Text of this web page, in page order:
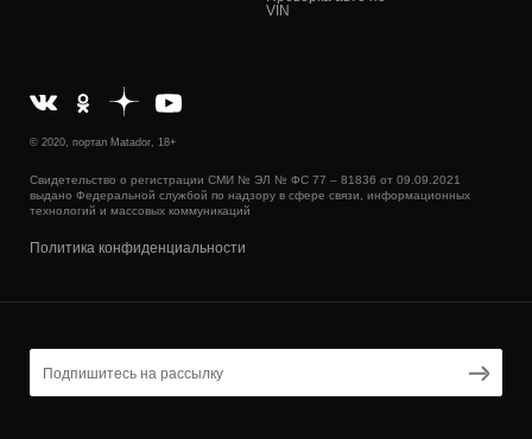
VIN
© 2020, портал Matador, 18+
Свидетельство о регистрации СМИ № ЭЛ № ФС 77 – 81836 от 09.09.2021
выдано Федеральной службой по надзору в сфере связи, информационных
технологий и массовых коммуникаций
Политика конфиденциальности